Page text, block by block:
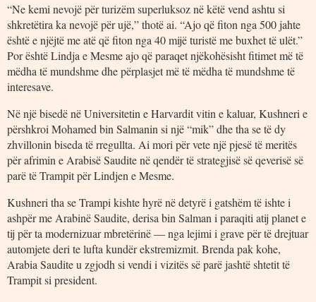
“Ne kemi nevojë për turizëm superluksoz në këtë vend ashtu si
shkretëtira ka nevojë për ujë,” thotë ai. “Ajo që fiton nga 500 jahte
është e njëjtë me atë që fiton nga 40 mijë turistë me buxhet të ulët.”
Por është Lindja e Mesme ajo që paraqet njëkohësisht fitimet më të
mëdha të mundshme dhe përplasjet më të mëdha të mundshme të
interesave.
Në një bisedë në Universitetin e Harvardit vitin e kaluar, Kushneri e
përshkroi Mohamed bin Salmanin si një “mik” dhe tha se të dy
zhvillonin biseda të rregullta. Ai mori për vete një pjesë të meritës
për afrimin e Arabisë Saudite në qendër të strategjisë së qeverisë së
parë të Trampit për Lindjen e Mesme.
Kushneri tha se Trampi kishte hyrë në detyrë i gatshëm të ishte i
ashpër me Arabinë Saudite, derisa bin Salman i paraqiti atij planet e
tij për ta modernizuar mbretërinë — nga lejimi i grave për të drejtuar
automjete deri te lufta kundër ekstremizmit. Brenda pak kohe,
Arabia Saudite u zgjodh si vendi i vizitës së parë jashtë shtetit të
Trampit si president.